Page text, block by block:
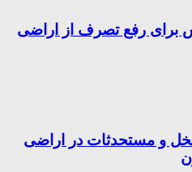
برای رفع تصرف از اراضی
درخت نخل و مستحدثات در اراضی